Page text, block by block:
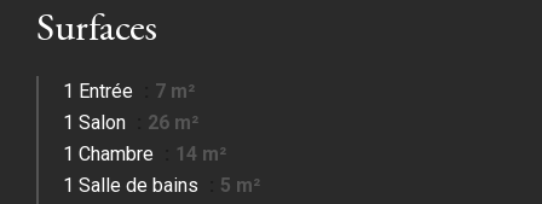
Surfaces
1 Entrée
7 m²
1 Salon
26 m²
1 Chambre
14 m²
1 Salle de bains
5 m²